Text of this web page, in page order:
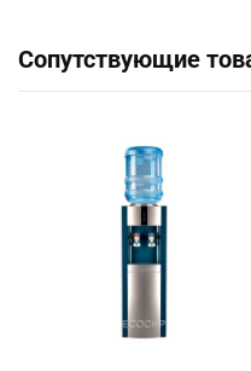
Сопутствующие